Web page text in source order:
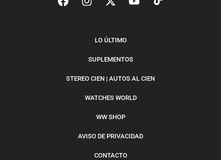
LO ÚLTIMO
SUPLEMENTOS
STEREO CIEN | AUTOS AL CIEN
WATCHES WORLD
WW SHOP
AVISO DE PRIVACIDAD
CONTACTO